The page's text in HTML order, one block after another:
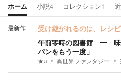
ホーム 小説4 コレクション1
最新作 受け継がれるのは、レシ
午前零時の図書館 ― 味
パンをもう一度」
★3 異世界ファンタジー